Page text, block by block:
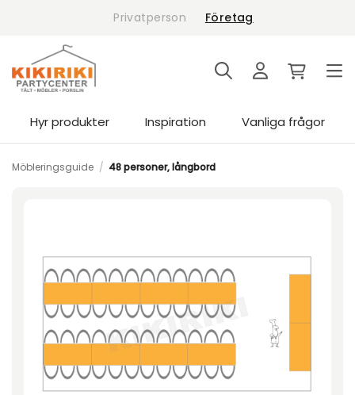
Privatperson Företag
Hyr produkter Inspiration Vanliga frågor
Möbleringsguide / 48 personer, långbord